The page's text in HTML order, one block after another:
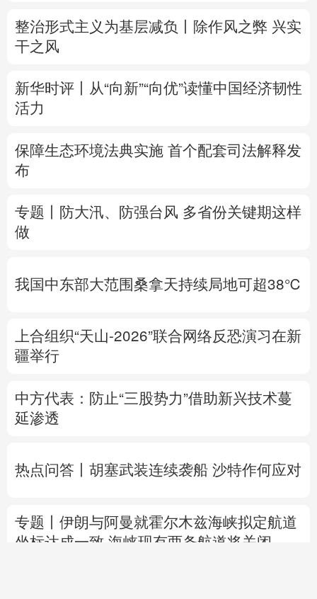
English Español Français عربى
Deutsch
整治形式主义为基层减负丨除作风之弊 兴实
干之风
新华时评丨从“向新”“向优”读懂中国经济韧性
活力
保障生态环境法典实施 首个配套司法解释发
布
专题丨
防大汛、防强台风 多省份关键期这样
做
我国中东部大范围桑拿天持续局地可超38℃
上合组织“天山-2026”联合网络反恐演习在新
疆举行
中方代表：防止“三股势力”借助新兴技术蔓
延渗透
热点问答丨胡塞武装连续袭船 沙特作何应对
专题丨 伊朗与阿曼就霍尔木兹海峡拟定航道
坐标达成一致 海峡现有两条航道将关闭